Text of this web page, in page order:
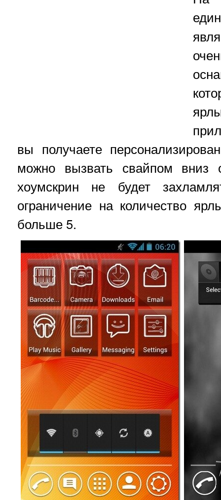
вы получаете
можно вызвать свайпом
хоумскрин не будет
ограничение на количество
больше 5.